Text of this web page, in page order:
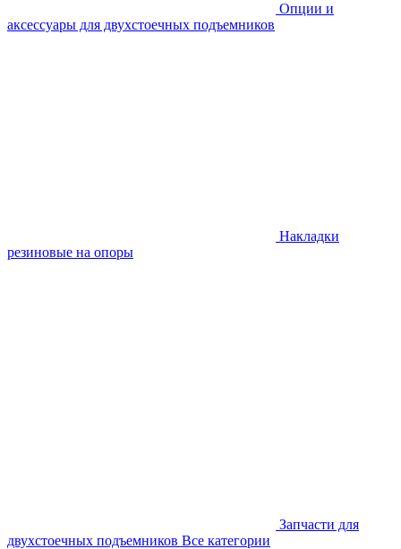
Опции и
аксессуары для двухстоечных подъемников
Накладки
резиновые на опоры
Запчасти для
двухстоечных подъемников Все категории